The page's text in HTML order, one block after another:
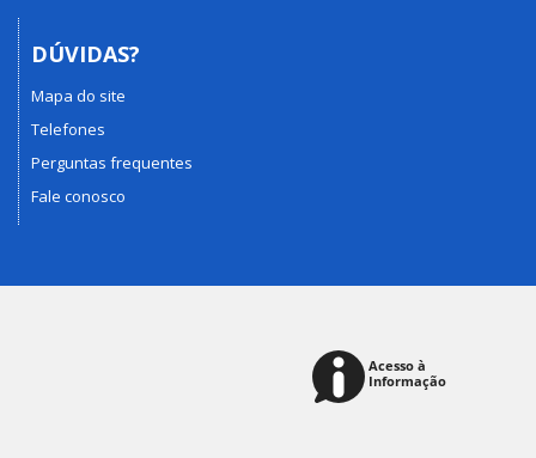
DÚVIDAS?
Mapa do site
Telefones
Perguntas frequentes
Fale conosco